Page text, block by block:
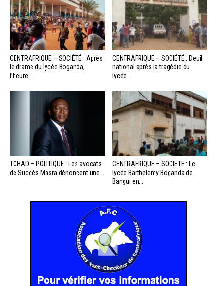
CENTRAFRIQUE – SOCIÉTÉ : Après
le drame du lycée Boganda,
l’heure...
CENTRAFRIQUE – SOCIÉTÉ : Deuil
national après la tragédie du
lycée...
TCHAD – POLITIQUE : Les avocats
de Succès Masra dénoncent une...
CENTRAFRIQUE – SOCIETE : Le
lycée Barthelemy Boganda de
Bangui en...